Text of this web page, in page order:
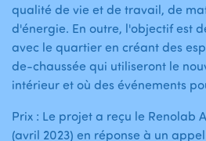
qualité de vie et de travail, de
d'énergie. En outre, l'objectif est
avec le quartier en créant des
de-chaussée qui utiliseront le
intérieur et où des événements
Prix : Le projet a reçu le Renolab
(avril 2023) en réponse à un